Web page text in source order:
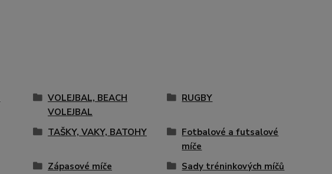
VOLEJBAL, BEACH
VOLEJBAL
RUGBY
TAŠKY, VAKY, BATOHY
Fotbalové a futsalové
míče
Zápasové míče
Sady tréninkových míčů